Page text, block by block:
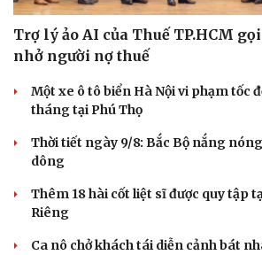
Trợ lý ảo AI của Thuế TP.HCM
nhở người nợ thuế
Một xe ô tô biển Hà Nội vi phạm tốc
tháng tại Phú Thọ
Thời tiết ngày 9/8: Bắc Bộ nắng
dông
Thêm 18 hài cốt liệt sĩ được quy tập
Riêng
Ca nô chở khách tái diễn cảnh bát